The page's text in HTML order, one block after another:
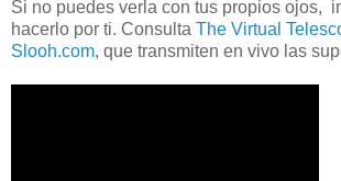
Si no puedes verla con tus propios ojos,
hacerlo por ti. Consulta The Virtual
Slooh.com, que transmiten en vivo las